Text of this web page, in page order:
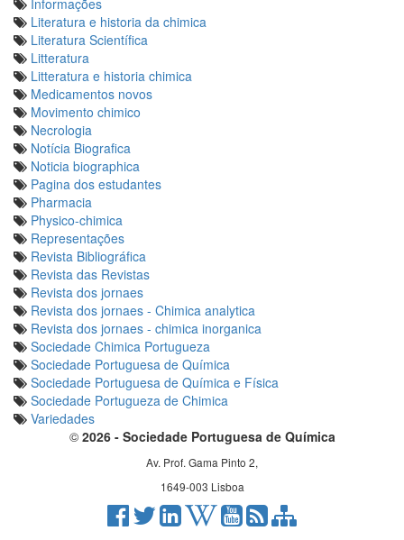
Literatura e historia da chimica
Literatura Scientífica
Litteratura
Litteratura e historia chimica
Medicamentos novos
Movimento chimico
Necrologia
Notícia Biografica
Noticia biographica
Pagina dos estudantes
Pharmacia
Physico-chimica
Representações
Revista Bibliográfica
Revista das Revistas
Revista dos jornaes
Revista dos jornaes - Chimica analytica
Revista dos jornaes - chimica inorganica
Sociedade Chimica Portugueza
Sociedade Portuguesa de Química
Sociedade Portuguesa de Química e Física
Sociedade Portugueza de Chimica
Variedades
© 2026 - Sociedade Portuguesa de Química
Av. Prof. Gama Pinto 2,
1649-003 Lisboa